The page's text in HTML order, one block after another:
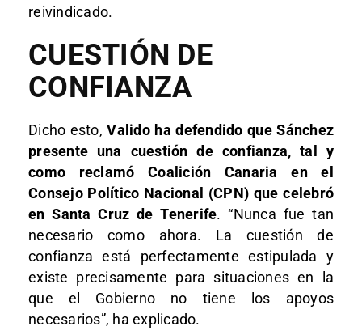
reivindicado.
CUESTIÓN DE
CONFIANZA
Dicho esto,Valido ha defendido que Sánchez
presente una cuestión de confianza, tal y
como reclamó Coalición Canaria en el
Consejo Político Nacional (CPN) que celebró
en Santa Cruz de Tenerife. “Nunca fue tan
necesario como ahora. La cuestión de
confianza está perfectamente estipulada y
existe precisamente para situaciones en la
que el Gobierno no tiene los apoyos
necesarios”, ha explicado.